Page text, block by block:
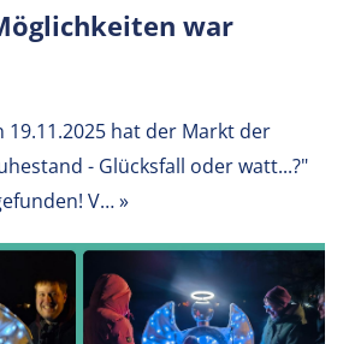
war
hat der Markt der
- Glücksfall oder watt...?"
V…»